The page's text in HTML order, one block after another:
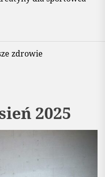
zdrowie
2025